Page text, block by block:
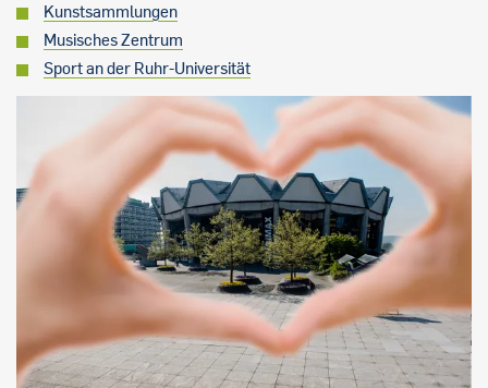
Kunstsammlungen
Musisches Zentrum
Sport an der Ruhr-Universität